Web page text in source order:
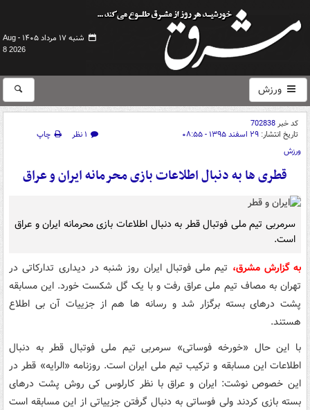
شنبه ۱۷ مرداد ۱۴۰۵ -
Aug
8 2026
ورزش
کد خبر702838
تاریخ انتشار: ۲۹ اسفند ۱۳۹۵ - ۰۸:۵۵ ۱ نظر
چاپ
ورزش
قطری ها به دنبال اطلاعات بازی محرمانه ایران و عراق
سرمربی تیم ملی فوتبال قطر به دنبال اطلاعات بازی محرمانه ایران و عراق
است.
به گزارش مشرق، تیم ملی فوتبال ایران روز شنبه در دیداری تدارکاتی در
تهران به مصاف تیم ملی عراق رفت و با یک گل شکست خورد. این مسابقه
پشت درهای بسته برگزار شد و رسانه ها هم از جزییات آن بی اطلاع
هستند.
با این حال «خورخه فوساتی» سرمربی تیم ملی فوتبال قطر به دنبال
اطلاعات این مسابقه و ترکیب تیم ملی ایران است. روزنامه «الرایه» قطر در
این خصوص نوشت: ایران و عراق با نظر کارلوس کی روش پشت درهای
بسته بازی کردند ولی فوساتی به دنبال گرفتن جزییاتی از این مسابقه است